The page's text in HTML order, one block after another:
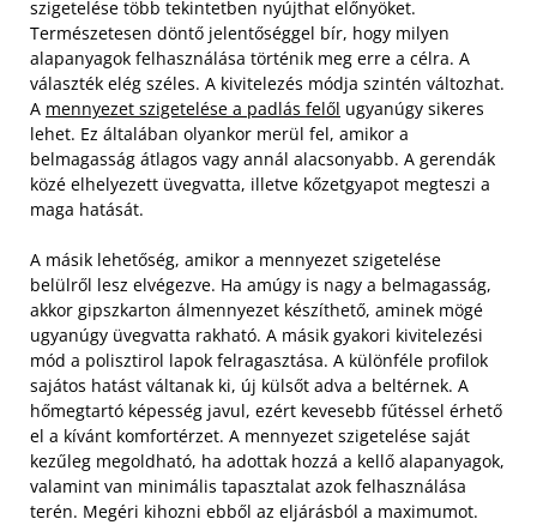
szigetelése több tekintetben nyújthat előnyöket.
Természetesen döntő jelentőséggel bír, hogy milyen
alapanyagok felhasználása történik meg erre a célra. A
választék elég széles. A kivitelezés módja szintén változhat.
A mennyezet szigetelése a padlás felől ugyanúgy sikeres
lehet. Ez általában olyankor merül fel, amikor a
belmagasság átlagos vagy annál alacsonyabb. A gerendák
közé elhelyezett üvegvatta, illetve kőzetgyapot megteszi a
maga hatását.
A másik lehetőség, amikor a mennyezet szigetelése
belülről lesz elvégezve. Ha amúgy is nagy a belmagasság,
akkor gipszkarton álmennyezet készíthető, aminek mögé
ugyanúgy üvegvatta rakható. A másik gyakori kivitelezési
mód a polisztirol lapok felragasztása. A különféle profilok
sajátos hatást váltanak ki, új külsőt adva a beltérnek. A
hőmegtartó képesség javul, ezért kevesebb fűtéssel érhető
el a kívánt komfortérzet. A mennyezet szigetelése saját
kezűleg megoldható, ha adottak hozzá a kellő alapanyagok,
valamint van minimális tapasztalat azok felhasználása
terén. Megéri kihozni ebből az eljárásból a maximumot.